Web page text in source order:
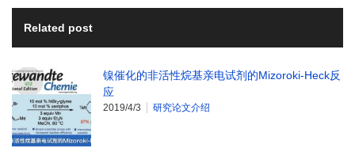
Related post
镍催化的非活性烷基亲电试剂的Mizoroki-Heck反
应
2019/4/3 研究论文介绍